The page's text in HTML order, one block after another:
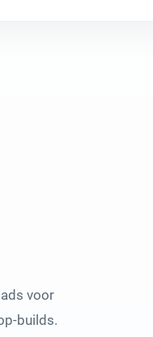
voor
builds.